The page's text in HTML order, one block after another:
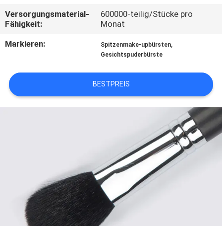
Versorgungsmaterial-
Fähigkeit:
600000-teilig/Stücke pro
Monat
Markieren:
Spitzenmake-upbürsten,
Gesichtspuderbürste
BESTPREIS